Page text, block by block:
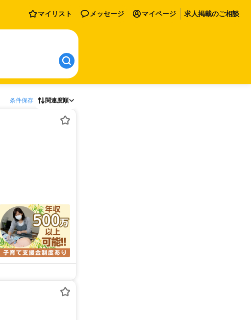
マイリスト メッセージ マイページ 求人掲載のご相談
条件保存 関連度順